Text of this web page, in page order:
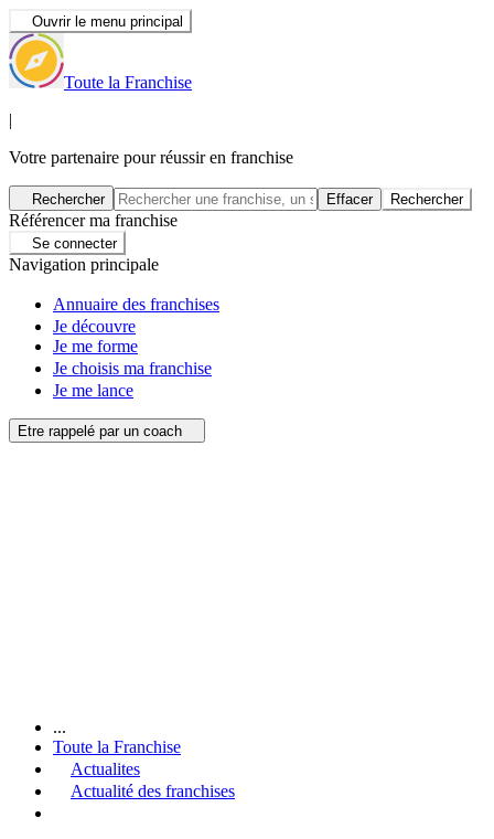
Ouvrir le menu principal
Toute la Franchise
|
Votre partenaire pour réussir en franchise
Rechercher Effacer Rechercher
Référencer ma franchise
Se connecter
Navigation principale
Annuaire des franchises
Je découvre
Je me forme
Je choisis ma franchise
Je me lance
Etre rappelé par un coach
...
Toute la Franchise
Actualites
Actualité des franchises